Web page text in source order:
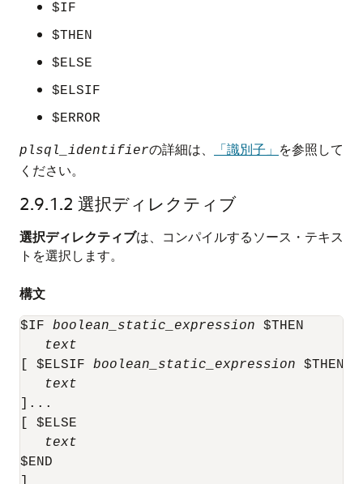
$IF
$THEN
$ELSE
$ELSIF
$ERROR
plsql_identifierの詳細は、 「識別子」 を参照して
ください。
2.9.1.2 選択ディレクティブ
選択ディレクティブは、コンパイルするソース・テキス
トを選択します。
構文
$IF boolean_static_expression $THEN
text
[ $ELSIF boolean_static_expression $THEN
text
]...
[ $ELSE
text
$END